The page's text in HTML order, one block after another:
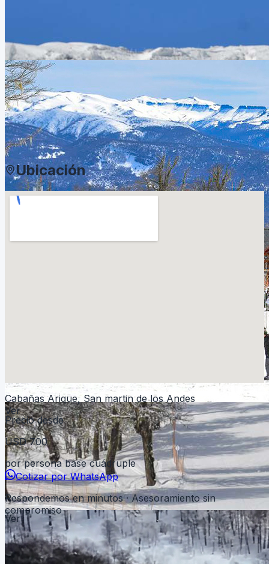
Ver
Ver
Ubicación
Cabañas Arique, San martin de los Andes
Precio desde
USD 700
por persona base cuádruple
Cotizar por WhatsApp
Respondemos en minutos · Asesoramiento sin
compromiso
Guardá tus favoritos